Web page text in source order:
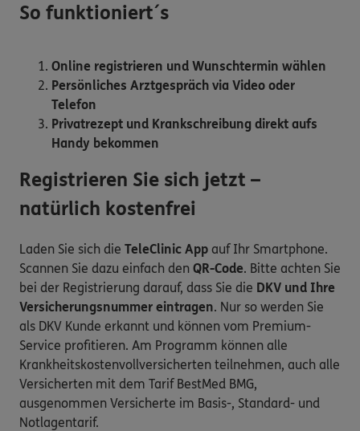
So funktioniert´s
Online registrieren und Wunschtermin wählen
Persönliches Arztgespräch via Video oder
Telefon
Privatrezept und Krankschreibung direkt aufs
Handy bekommen
Registrieren Sie sich jetzt –
natürlich kostenfrei
Laden Sie sich die TeleClinic App auf Ihr Smartphone.
Scannen Sie dazu einfach den QR-Code. Bitte achten Sie
bei der Registrierung darauf, dass Sie die DKV und Ihre
Versicherungsnummer eintragen. Nur so werden Sie
als DKV Kunde erkannt und können vom Premium-
Service profitieren. Am Programm können alle
Krankheitskostenvollversicherten teilnehmen, auch alle
Versicherten mit dem Tarif BestMed BMG,
ausgenommen Versicherte im Basis-, Standard- und
Notlagentarif.